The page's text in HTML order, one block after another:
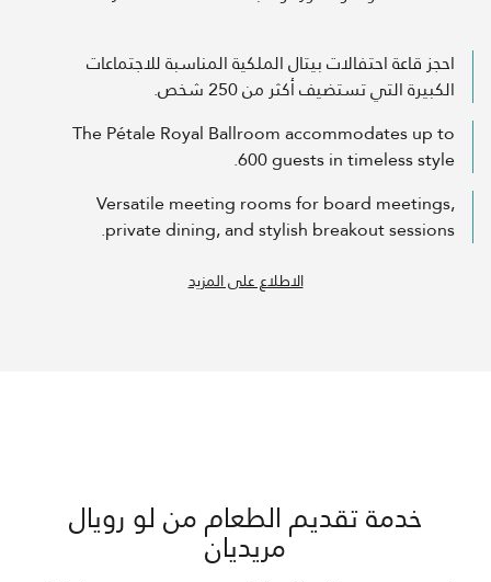
احجز قاعة احتفالات بيتال الملكية المناسبة للاجتماعات
الكبيرة التي تستضيف أكثر من 250 شخص.
The Pétale Royal Ballroom accommodates up to
600 guests in timeless style.
Versatile meeting rooms for board meetings,
private dining, and stylish breakout sessions.
الاطلاع على المزيد
خدمة تقديم الطعام من لو رويال
مريديان